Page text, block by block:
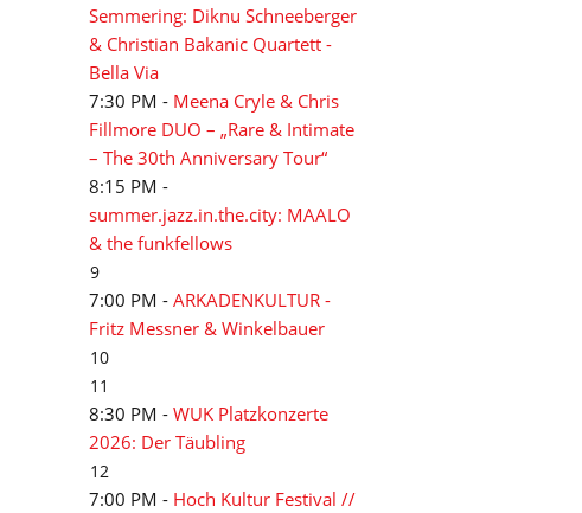
Semmering: Diknu Schneeberger
& Christian Bakanic Quartett -
Bella Via
7:30 PM - Meena Cryle & Chris
Fillmore DUO – „Rare & Intimate
– The 30th Anniversary Tour“
8:15 PM -
summer.jazz.in.the.city: MAALO
& the funkfellows
9
7:00 PM - ARKADENKULTUR -
Fritz Messner & Winkelbauer
10
11
8:30 PM - WUK Platzkonzerte
2026: Der Täubling
12
7:00 PM - Hoch Kultur Festival //